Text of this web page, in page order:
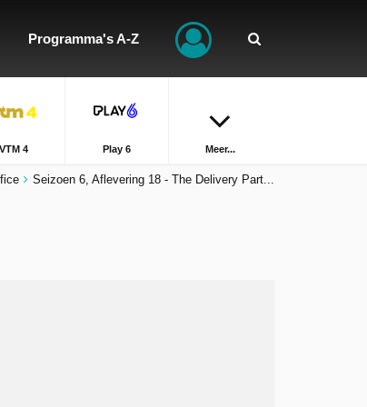
Programma's A-Z
VTM 4 Play 6 Meer...
Seizoen 6, Aflevering 18 - The Delivery Part...